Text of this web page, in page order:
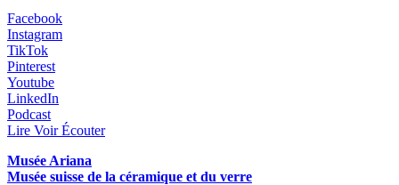
Facebook
Instagram
TikTok
Pinterest
Youtube
LinkedIn
Podcast
Lire Voir Écouter
Musée Ariana
Musée suisse de la céramique et du verre